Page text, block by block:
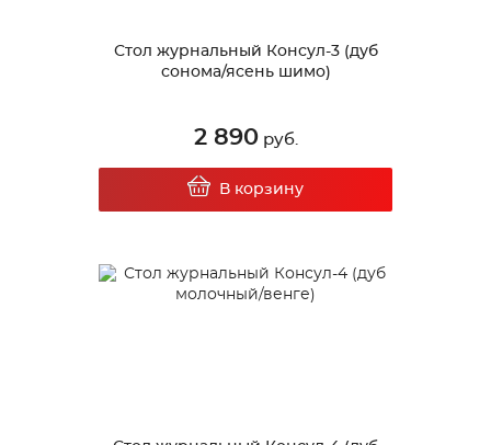
Стол журнальный Консул-3 (дуб
сонома/ясень шимо)
2 890руб.
В корзину